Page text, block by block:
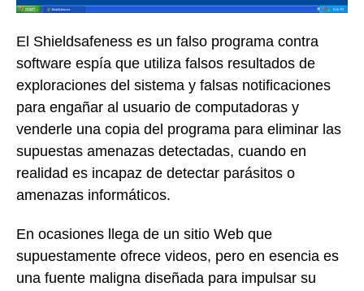
El Shieldsafeness es un falso programa contra
software espía que utiliza falsos resultados de
exploraciones del sistema y falsas notificaciones
para engañar al usuario de computadoras y
venderle una copia del programa para eliminar las
supuestas amenazas detectadas, cuando en
realidad es incapaz de detectar parásitos o
amenazas informáticos.
En ocasiones llega de un sitio Web que
supuestamente ofrece videos, pero en esencia es
una fuente maligna diseñada para impulsar su